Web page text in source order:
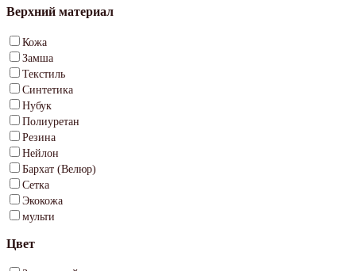
Верхний материал
Кожа
Замша
Текстиль
Синтетика
Нубук
Полиуретан
Резина
Нейлон
Бархат (Велюр)
Сетка
Экокожа
мульти
Цвет